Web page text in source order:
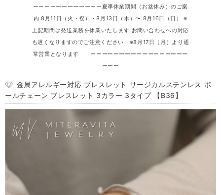
ーーーーーーーーーーーー夏季休業期間（お盆休み）のご案
内 8月11日（火・祝）・8月13日（木）〜 8月16日（日） ※
上記期間は発送業務を休業いたします お問い合わせへの対応
も遅くなりますのでご注意ください ※8月17日（月）より通
常営業となります ーーーーーーーーーーーーーーーーー
ーーー
金属アレルギー対応 ブレスレット サージカルステンレス ボ
ールチェーン ブレスレット 3カラー 3タイプ 【B36】